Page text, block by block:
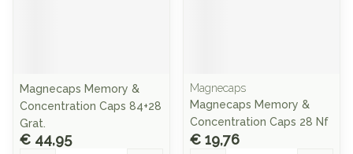
Magnecaps Memory &
Concentration Caps 84+28
Grat.
€ 44,95
Magnecaps
Magnecaps Memory &
Concentration Caps 28 Nf
€ 19,76